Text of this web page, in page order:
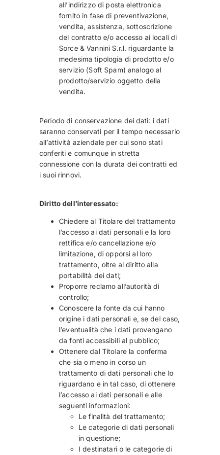
all’indirizzo di posta elettronica
fornito in fase di preventivazione,
vendita, assistenza, sottoscrizione
del contratto e/o accesso ai locali di
Sorce & Vannini S.r.l. riguardante la
medesima tipologia di prodotto e/o
servizio (Soft Spam) analogo al
prodotto/servizio oggetto della
vendita.
Periodo di conservazione dei dati: i dati
saranno conservati per il tempo necessario
all’attività aziendale per cui sono stati
conferiti e comunque in stretta
connessione con la durata dei contratti ed
i suoi rinnovi.
Diritto dell’interessato:
Chiedere al Titolare del trattamento
l’accesso ai dati personali e la loro
rettifica e/o cancellazione e/o
limitazione, di opporsi al loro
trattamento, oltre al diritto alla
portabilità dei dati;
Proporre reclamo all’autorità di
controllo;
Conoscere la fonte da cui hanno
origine i dati personali e, se del caso,
l’eventualità che i dati provengano
da fonti accessibili al pubblico;
Ottenere dal Titolare la conferma
che sia o meno in corso un
trattamento di dati personali che lo
riguardano e in tal caso, di ottenere
l’accesso ai dati personali e alle
seguenti informazioni:
Le finalità del trattamento;
Le categorie di dati personali
in questione;
I destinatari o le categorie di